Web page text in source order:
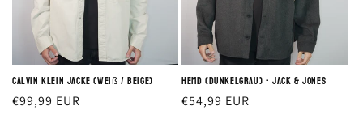
Calvin Klein Jacke (weiß / beige)
Normaler
€99,99 EUR
Hemd (dunkelgrau) - Jack & Jones
Normaler
€54,99 EUR